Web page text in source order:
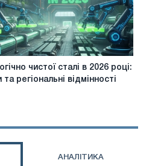
чистої сталі в 2026 році:
регіональні відмінності
АНАЛІТИКА